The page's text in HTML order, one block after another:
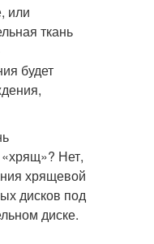
или
ткань
будет
«хрящ»? Нет,
хрящевой
дисков под
диске.